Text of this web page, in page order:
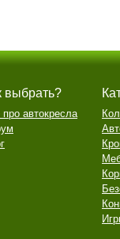
выбрать?
про автокресла